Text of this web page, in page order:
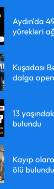
Aydın'da
yürekleri
Kuşadası
dalga
13
bulundu
Kayıp
ölü bulundu